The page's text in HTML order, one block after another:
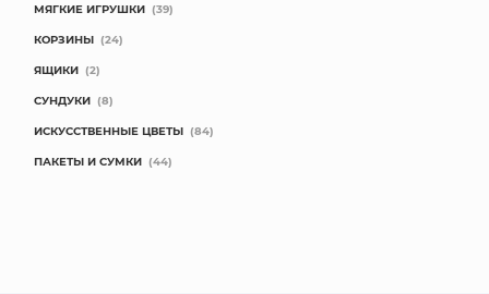
МЯГКИЕ ИГРУШКИ (39)
КОРЗИНЫ (24)
ЯЩИКИ (2)
СУНДУКИ (8)
ИСКУССТВЕННЫЕ ЦВЕТЫ (84)
ПАКЕТЫ И СУМКИ (44)